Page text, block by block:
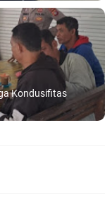
Kondusifitas